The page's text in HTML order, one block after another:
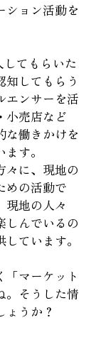
ョン活動を
てもらいた
してもらう
エンサーを活
小売店など
な働きかけを
す。
々に、現地の
めの活動で
現地の人々
しんでいるの
ています。
マーケット
。そうした情
うか？